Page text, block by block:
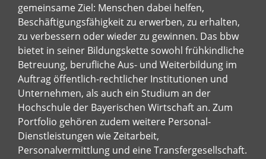
gemeinsame Ziel: Menschen dabei helfen,
Beschäftigungsfähigkeit zu erwerben, zu erhalten,
zu verbessern oder wieder zu gewinnen. Das bbw
bietet in seiner Bildungskette sowohl frühkindliche
Betreuung, berufliche Aus- und Weiterbildung im
Auftrag öffentlich-rechtlicher Institutionen und
Unternehmen, als auch ein Studium an der
Hochschule der Bayerischen Wirtschaft an. Zum
Portfolio gehören zudem weitere Personal-
Dienstleistungen wie Zeitarbeit,
Personalvermittlung und eine Transfergesellschaft.